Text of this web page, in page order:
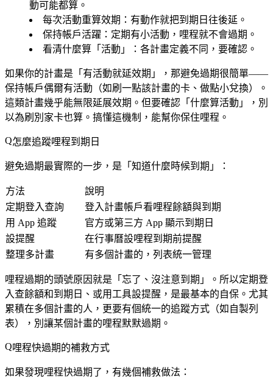
動可能都算。
每次活動重算效期 ：有動作就把到期日往後延。
保持帳戶活躍 ：定期有小活動，哩程就不會過期。
看清什麼算「活動」
：各計畫定義不同，要確認。
如果你的計畫是「有活動就延效期」，那避免過期很簡單——
保持帳戶偶爾有活動（如刷一點該計畫的卡、做點小兌換）。
這類計畫幾乎能無限延展效期。但要確認「什麼算活動」，別
以為刷別家卡也算。搞懂這機制，能幫你保住哩程。
怎麼追蹤哩程到期日
避免過期最實際的一步，是「知道什麼時候到期」：
方法
說明
定期登入查詢
登入計畫帳戶看哩程餘額與到期
用 App 追蹤
官方或第三方 App 顯示到期日
設提醒
在行事曆設哩程到期前提醒
整理多計畫
有多個計畫的，列表統一管理
哩程過期的頭號原因就是「忘了、沒注意到期」。所以定期登
入查餘額和到期日、或用工具設提醒，是最基本的自保。尤其
累積在多個計畫的人，更要有個統一的追蹤方式（如自製列
表），別讓某個計畫的哩程默默過期。
哩程快過期的補救方式
如果發現哩程快過期了，有幾個補救做法：